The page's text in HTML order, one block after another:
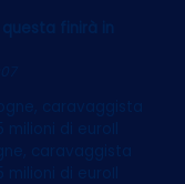
finirà in
caravaggista
di euroIl
caravaggista
di euroIl